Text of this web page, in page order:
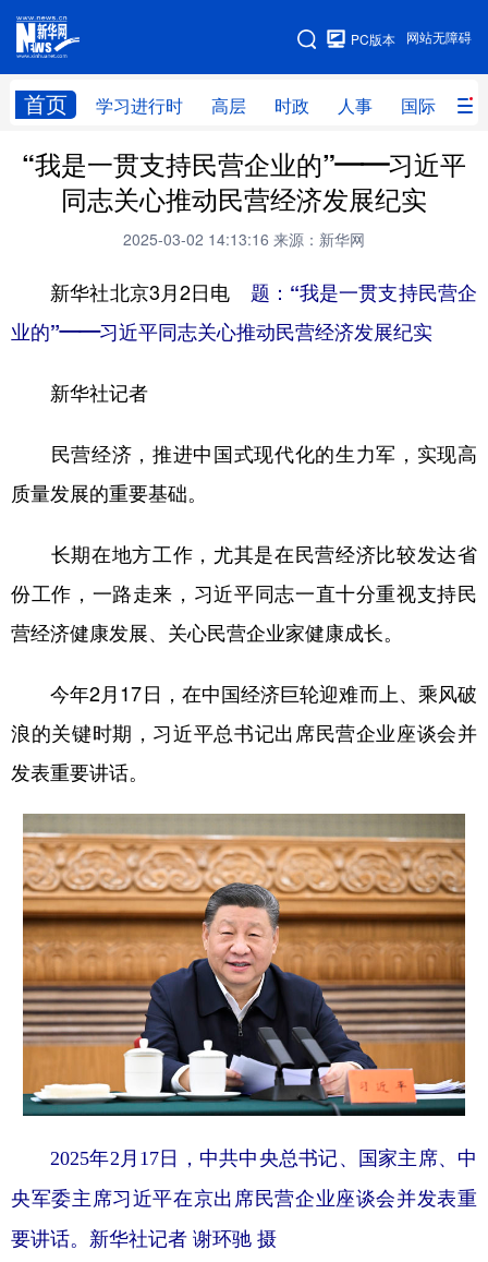
网站无障碍
PC版本
首页 学习进行时 高层 时政 人事 国际 财
网站地图
学习进行时 高层 时政 人事
国际 财经 网评 港澳
科技 科创 量子 体育
书画 健康 军事
访谈
食品 人居
彩票 娱乐 时尚
北京 天津 河北 山西
辽宁 吉林 上海 江苏
浙江 安徽 福建
山东 河南 湖北 湖南
广东 广西 海南 重庆
贵州 云南 西藏
陕西 甘肃 青海 宁夏
新疆 内蒙古 黑龙江
多语种频道
“我是一贯支持民营企业的”——习近平
同志关心推动民营经济发展纪实
2025-03-02 14:13:16 来源：新华网
新华社北京3月2日电 题：“我是一贯支持民营企
业的”——习近平同志关心推动民营经济发展纪实
新华社记者
民营经济，推进中国式现代化的生力军，实现高
质量发展的重要基础。
长期在地方工作，尤其是在民营经济比较发达省
份工作，一路走来，习近平同志一直十分重视支持民
营经济健康发展、关心民营企业家健康成长。
今年2月17日，在中国经济巨轮迎难而上、乘风破
浪的关键时期，习近平总书记出席民营企业座谈会并
发表重要讲话。
2025年2月17日，中共中央总书记、国家主席、中
央军委主席习近平在京出席民营企业座谈会并发表重
要讲话。新华社记者 谢环驰 摄